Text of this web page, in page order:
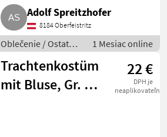
Adolf Spreitzhofer
8184 Oberfeistritz
Oblečenie / Ostatné
oblečenie
1 Mesiac online
Trachtenkostüm
mit Bluse, Gr. 38,
22 €
DPH je
neaplikovateľné